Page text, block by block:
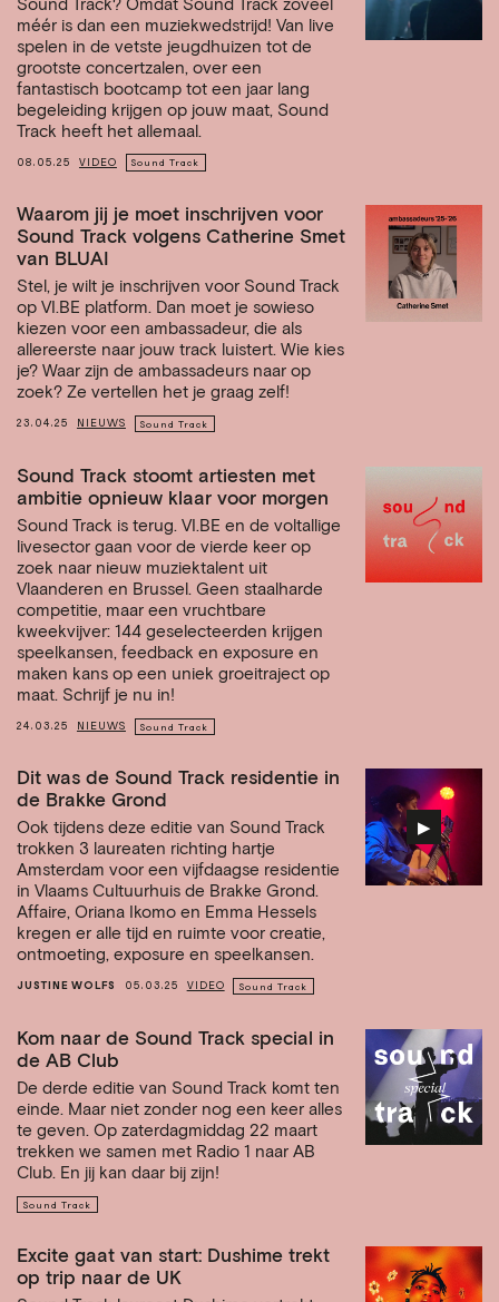
Sound Track? Omdat Sound Track zoveel
méér is dan een muziekwedstrijd! Van live
spelen in de vetste jeugdhuizen tot de
grootste concertzalen, over een
fantastisch bootcamp tot een jaar lang
begeleiding krijgen op jouw maat, Sound
Track heeft het allemaal.
08.05.25 VIDEO Sound Track
Waarom jij je moet inschrijven voor
Sound Track volgens Catherine Smet
van BLUAI
Stel, je wilt je inschrijven voor Sound Track
op VI.BE platform. Dan moet je sowieso
kiezen voor een ambassadeur, die als
allereerste naar jouw track luistert. Wie kies
je? Waar zijn de ambassadeurs naar op
zoek? Ze vertellen het je graag zelf!
23.04.25 NIEUWS Sound Track
Sound Track stoomt artiesten met
ambitie opnieuw klaar voor morgen
Sound Track is terug. VI.BE en de voltallige
livesector gaan voor de vierde keer op
zoek naar nieuw muziektalent uit
Vlaanderen en Brussel. Geen staalharde
competitie, maar een vruchtbare
kweekvijver: 144 geselecteerden krijgen
speelkansen, feedback en exposure en
maken kans op een uniek groeitraject op
maat. Schrijf je nu in!
24.03.25 NIEUWS Sound Track
▶︎
Dit was de Sound Track residentie in
de Brakke Grond
Ook tijdens deze editie van Sound Track
trokken 3 laureaten richting hartje
Amsterdam voor een vijfdaagse residentie
in Vlaams Cultuurhuis de Brakke Grond.
Affaire, Oriana Ikomo en Emma Hessels
kregen er alle tijd en ruimte voor creatie,
ontmoeting, exposure en speelkansen.
JUSTINE WOLFS 05.03.25 VIDEO Sound Track
Kom naar de Sound Track special in
de AB Club
De derde editie van Sound Track komt ten
einde. Maar niet zonder nog een keer alles
te geven. Op zaterdagmiddag 22 maart
trekken we samen met Radio 1 naar AB
Club. En jij kan daar bij zijn!
Sound Track
Excite gaat van start: Dushime trekt
op trip naar de UK